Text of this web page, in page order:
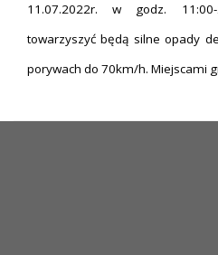
11.07.2022r. w godz.
towarzyszyć będą silne opady
porywach do 70km/h. Miejscami